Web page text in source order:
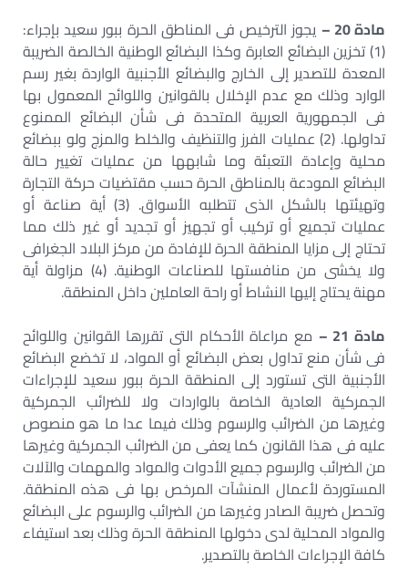
مادة 20 –
يجوز الترخيص فى المناطق الحرة ببور سعيد بإجراء:
(1) تخزين البضائع العابرة وكذا البضائع الوطنية الخالصة الضريبة
المعدة للتصدير إلى الخارج والبضائع الأجنبية الواردة بغير رسم
الوارد وذلك مع عدم الإخلال بالقوانين واللوائح المعمول بها
فى الجمهورية العربية المتحدة فى شأن البضائع الممنوع
تداولها. (2) عمليات الفرز والتنظيف والخلط والمزج ولو ببضائع
محلية وإعادة التعبئة وما شابهها من عمليات تغيير حالة
البضائع المودعة بالمناطق الحرة حسب مقتضيات حركة التجارة
وتهيئتها بالشكل الذى تتطلبه الأسواق. (3) أية صناعة أو
عمليات تجميع أو تركيب أو تجهيز أو تجديد أو غير ذلك مما
تحتاج إلى مزايا المنطقة الحرة للإفادة من مركز البلاد الجغرافى
ولا يخشى من منافستها للصناعات الوطنية. (4) مزاولة أية
مهنة يحتاج إليها النشاط أو راحة العاملين داخل المنطقة.
مادة 21 –
مع مراعاة الأحكام التى تقررها القوانين واللوائح
فى شأن منع تداول بعض البضائع أو المواد، لا تخضع البضائع
الأجنبية التى تستورد إلى المنطقة الحرة ببور سعيد للإجراءات
الجمركية العادية الخاصة بالواردات ولا للضرائب الجمركية
وغيرها من الضرائب والرسوم وذلك فيما عدا ما هو منصوص
عليه فى هذا القانون كما يعفى من الضرائب الجمركية وغيرها
من الضرائب والرسوم جميع الأدوات والمواد والمهمات والآلات
المستوردة لأعمال المنشآت المرخص بها فى هذه المنطقة.
وتحصل ضريبة الصادر وغيرها من الضرائب والرسوم على البضائع
والمواد المحلية لدى دخولها المنطقة الحرة وذلك بعد استيفاء
كافة الإجراءات الخاصة بالتصدير.